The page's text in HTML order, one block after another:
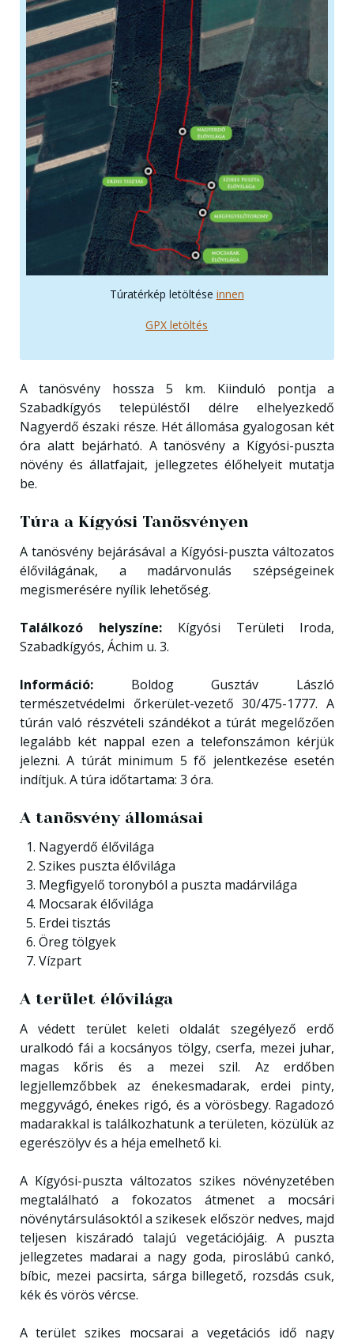
Túratérkép letöltése innen
GPX letöltés
A tanösvény hossza 5 km. Kiinduló pontja a
Szabadkígyós településtől délre elhelyezkedő
Nagyerdő északi része. Hét állomása gyalogosan két
óra alatt bejárható. A tanösvény a Kígyósi-puszta
növény és állatfajait, jellegzetes élőhelyeit mutatja
be.
Túra a Kígyósi Tanösvényen
A tanösvény bejárásával a Kígyósi-puszta változatos
élővilágának, a madárvonulás szépségeinek
megismerésére nyílik lehetőség.
Találkozó helyszíne:Kígyósi Területi Iroda,
Szabadkígyós, Áchim u. 3.
Információ:Boldog Gusztáv László
természetvédelmi őrkerület-vezető 30/475-1777. A
túrán való részvételi szándékot a túrát megelőzően
legalább két nappal ezen a telefonszámon kérjük
jelezni. A túrát minimum 5 fő jelentkezése esetén
indítjuk. A túra időtartama: 3 óra.
A tanösvény állomásai
Nagyerdő élővilága
Szikes puszta élővilága
Megfigyelő toronyból a puszta madárvilága
Mocsarak élővilága
Erdei tisztás
Öreg tölgyek
Vízpart
A terület élővilága
A védett terület keleti oldalát szegélyező erdő
uralkodó fái a kocsányos tölgy, cserfa, mezei juhar,
magas kőris és a mezei szil. Az erdőben
legjellemzőbbek az énekesmadarak, erdei pinty,
meggyvágó, énekes rigó, és a vörösbegy. Ragadozó
madarakkal is találkozhatunk a területen, közülük az
egerészölyv és a héja emelhető ki.
A Kígyósi-puszta változatos szikes növényzetében
megtalálható a fokozatos átmenet a mocsári
növénytársulásoktól a szikesek először nedves, majd
teljesen kiszáradó talajú vegetációjáig. A puszta
jellegzetes madarai a nagy goda, piroslábú cankó,
bíbic, mezei pacsirta, sárga billegető, rozsdás csuk,
kék és vörös vércse.
A terület szikes mocsarai a vegetációs idő nagy